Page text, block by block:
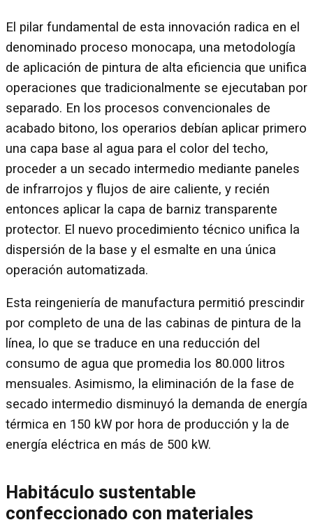
El pilar fundamental de esta innovación radica en el
denominado proceso monocapa, una metodología
de aplicación de pintura de alta eficiencia que unifica
operaciones que tradicionalmente se ejecutaban por
separado. En los procesos convencionales de
acabado bitono, los operarios debían aplicar primero
una capa base al agua para el color del techo,
proceder a un secado intermedio mediante paneles
de infrarrojos y flujos de aire caliente, y recién
entonces aplicar la capa de barniz transparente
protector. El nuevo procedimiento técnico unifica la
dispersión de la base y el esmalte en una única
operación automatizada.
Esta reingeniería de manufactura permitió prescindir
por completo de una de las cabinas de pintura de la
línea, lo que se traduce en una reducción del
consumo de agua que promedia los 80.000 litros
mensuales. Asimismo, la eliminación de la fase de
secado intermedio disminuyó la demanda de energía
térmica en 150 kW por hora de producción y la de
energía eléctrica en más de 500 kW.
Habitáculo sustentable
confeccionado con materiales